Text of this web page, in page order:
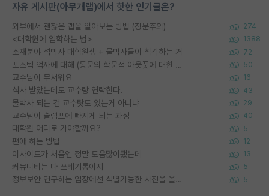
자유 게시판(아무개랩)에서 핫한 인기글은?
외부에서 괜찮은 랩을 알아보는 방법 (장문주의) 274
<대학원에 입학하는 법> 1388
소재분야 석박사 대학원생 + 물박사들이 착각하는 거 72
포스텍 억까에 대해 (동문의 학문적 아웃풋에 대한 반박) 50
교수님이 무서워요 16
석사 받았는데도 교수랑 연락한다. 43
물박사 되는 건 교수탓도 있는거 아니냐 29
교수님이 슬럼프에 빠지게 되는 과정 40
대학원 어디로 가야할까요? 5
편애 하는 방법 12
이사이트가 처음엔 정말 도움많이됐는데 13
커뮤니티는 다 쓰레기통이지 5
정보보안 연구하는 입장에선 식별가능한 사진을 올리는건 비추이긴함 5